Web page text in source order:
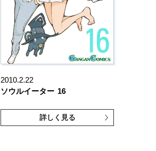
2010.2.22
ソウルイーター 16
詳しく見る